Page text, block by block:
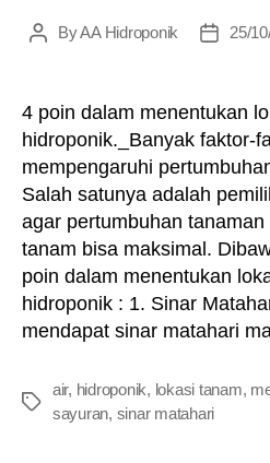
PostByAA Hidroponik
Post25/
4 poin dalam menentukan
hidroponik._Banyak faktor-
mempengaruhi
Salah satunya adalah
agar pertumbuhan
tanam bisa maksimal.
poin dalam menentukan
hidroponik : 1. Sinar
mendapat sinar matahari
Tags
air, hidroponik, lokasi tanam,
sayuran, sinar matahari